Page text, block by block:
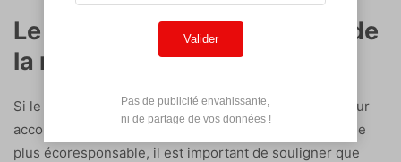
Le numérique face aux défis de
la mode écoresponsable
Si le numérique offre de nombreuses opportunités pour
accompagner le secteur de la mode vers une démarche
plus écoresponsable, il est important de souligner que
Valider
Pas de publicité envahissante,
ni de partage de vos données !